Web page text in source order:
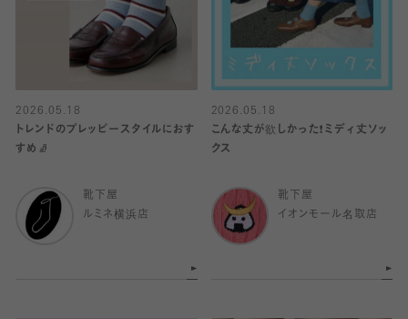
2026.05.18
トレンドのプレッピースタイルにおす
すめ🧦
靴下屋
ルミネ横浜店
2026.05.18
こんな丈が欲しかった❗️ミディ丈ソッ
クス
靴下屋
イオンモール名取店